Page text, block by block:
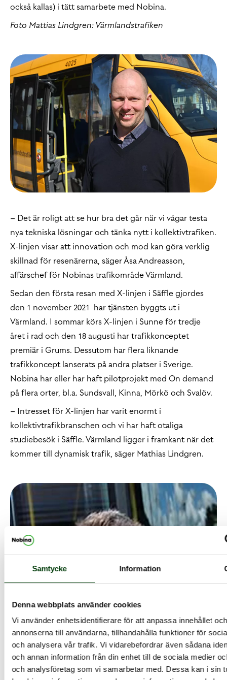
Samtycke Information
Denna webbplats använder cookies
Vi använder enhetsidentifierare för att anpassa innehållet och
annonserna till användarna, tillhandahålla funktioner för
och analysera vår trafik. Vi vidarebefordrar även sådana
och annan information från din enhet till de sociala medier
och analysföretag som vi samarbetar med. Dessa kan i sin
också kallas) i tätt samarbete med Nobina.
Foto Mattias Lindgren: Värmlandstrafiken
– Det är roligt att se hur bra det går när vi vågar testa
nya tekniska lösningar och tänka nytt i kollektivtrafiken.
X-linjen visar att innovation och mod kan göra verklig
skillnad för resenärerna, säger Åsa Andreasson,
affärschef för Nobinas trafikområde Värmland.
Sedan den första resan med X-linjen i Säffle gjordes
den 1 november 2021 har tjänsten byggts ut i
Värmland. I sommar körs X-linjen i Sunne för tredje
året i rad och den 18 augusti har trafikkonceptet
premiär i Grums. Dessutom har flera liknande
trafikkoncept lanserats på andra platser i Sverige.
Nobina har eller har haft pilotprojekt med On demand
på flera orter, bl.a. Sundsvall, Kinna, Mörkö och Svalöv.
– Intresset för X-linjen har varit enormt i
kollektivtrafikbranschen och vi har haft otaliga
studiebesök i Säffle. Värmland ligger i framkant när det
kommer till dynamisk trafik, säger Mathias Lindgren.